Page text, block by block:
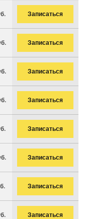
Записаться
Записаться
Записаться
Записаться
Записаться
Записаться
Записаться
Записаться